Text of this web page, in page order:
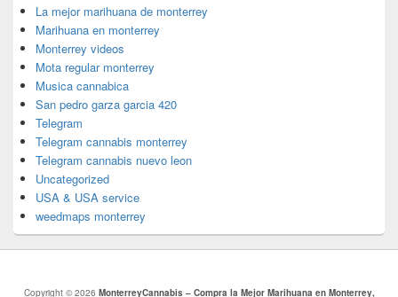
La mejor marihuana de monterrey
Marihuana en monterrey
Monterrey videos
Mota regular monterrey
Musica cannabica
San pedro garza garcia 420
Telegram
Telegram cannabis monterrey
Telegram cannabis nuevo leon
Uncategorized
USA & USA service
weedmaps monterrey
Copyright © 2026 MonterreyCannabis – Compra la Mejor Marihuana en Monterrey,